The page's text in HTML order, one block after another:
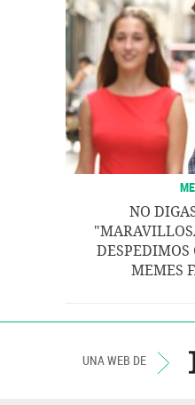
NO
DESPEDIMOS
MEMES
UNA WEB DE